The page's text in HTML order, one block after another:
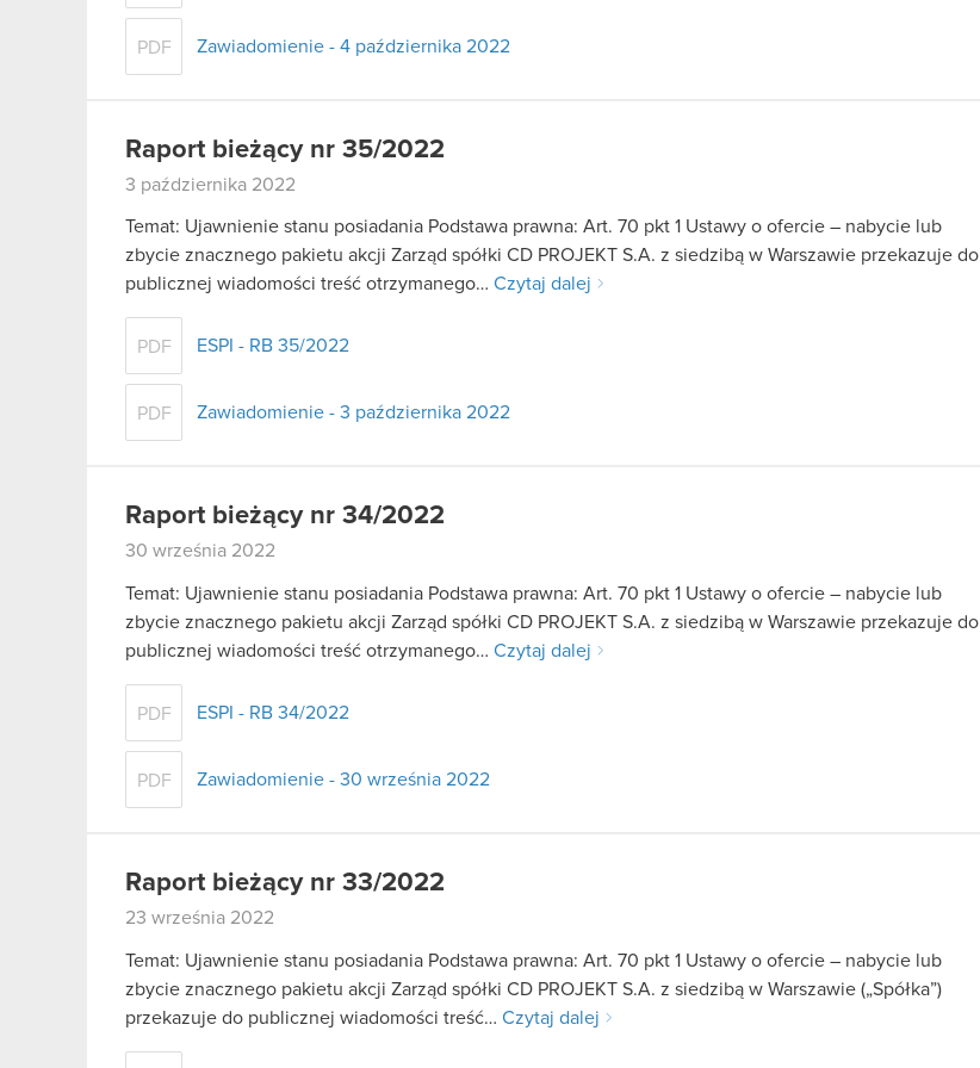
PDF Zawiadomienie - 4 października 2022
Raport bieżący nr 35/2022
3 października 2022
Temat: Ujawnienie stanu posiadania Podstawa prawna: Art. 70 pkt 1 Ustawy o ofercie – nabycie lub
zbycie znacznego pakietu akcji Zarząd spółki CD PROJEKT S.A. z siedzibą w Warszawie przekazuje do
publicznej wiadomości treść otrzymanego… Czytaj dalej
PDF ESPI - RB 35/2022
PDF Zawiadomienie - 3 października 2022
Raport bieżący nr 34/2022
30 września 2022
Temat: Ujawnienie stanu posiadania Podstawa prawna: Art. 70 pkt 1 Ustawy o ofercie – nabycie lub
zbycie znacznego pakietu akcji Zarząd spółki CD PROJEKT S.A. z siedzibą w Warszawie przekazuje do
publicznej wiadomości treść otrzymanego… Czytaj dalej
PDF ESPI - RB 34/2022
PDF Zawiadomienie - 30 września 2022
Raport bieżący nr 33/2022
23 września 2022
Temat: Ujawnienie stanu posiadania Podstawa prawna: Art. 70 pkt 1 Ustawy o ofercie – nabycie lub
zbycie znacznego pakietu akcji Zarząd spółki CD PROJEKT S.A. z siedzibą w Warszawie („Spółka”)
przekazuje do publicznej wiadomości treść… Czytaj dalej